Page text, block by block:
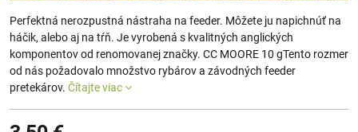
Perfektná nerozpustná nástraha na feeder. Môžete ju napichnúť na
háčik, alebo aj na tŕň. Je vyrobená s kvalitných anglických
komponentov od renomovanej značky. CC MOORE 10 gTento rozmer
od nás požadovalo množstvo rybárov a závodných feeder
pretekárov. Čítajte viac